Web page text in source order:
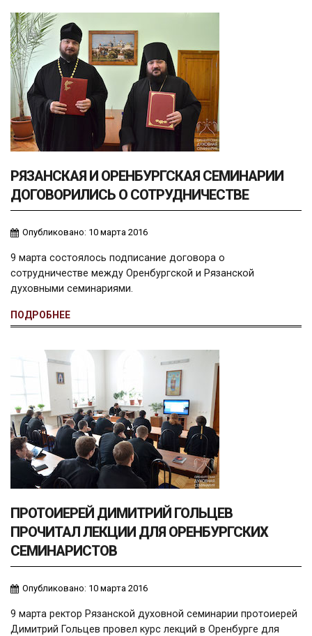
РЯЗАНСКАЯ И ОРЕНБУРГСКАЯ СЕМИНАРИИ
ДОГОВОРИЛИСЬ О СОТРУДНИЧЕСТВЕ
Опубликовано: 10 марта 2016
9 марта состоялось подписание договора о
сотрудничестве между Оренбургской и Рязанской
духовными семинариями.
ПОДРОБНЕЕ
ПРОТОИЕРЕЙ ДИМИТРИЙ ГОЛЬЦЕВ
ПРОЧИТАЛ ЛЕКЦИИ ДЛЯ ОРЕНБУРГСКИХ
СЕМИНАРИСТОВ
Опубликовано: 10 марта 2016
9 марта ректор Рязанской духовной семинарии протоиерей
Димитрий Гольцев провел курс лекций в Оренбурге для